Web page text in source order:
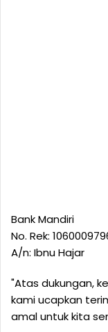
Bank Mandiri
No. Rek:
A/n: Ibnu Hajar
"Atas dukungan,
kami ucapkan
amal untuk kita